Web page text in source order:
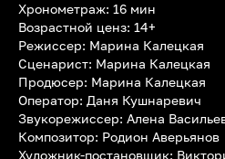
Хронометраж: 16 мин
Возрастной ценз: 14+
Режиссер: Марина Калецкая
Сценарист: Марина Калецкая
Продюсер: Марина Калецкая
Оператор: Даня Кушнаревич
Звукорежиссер: Алена
Композитор: Родион Аверьянов
Художник-постановщик: